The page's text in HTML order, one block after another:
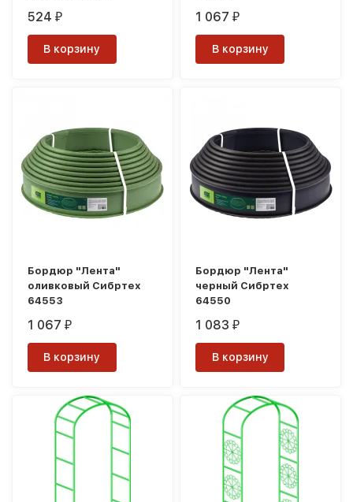
524₽
В корзину
1 067₽
В корзину
Бордюр "Лента"
оливковый Сибртех
64553
1 067₽
В корзину
Бордюр "Лента"
черный Сибртех
64550
1 083₽
В корзину